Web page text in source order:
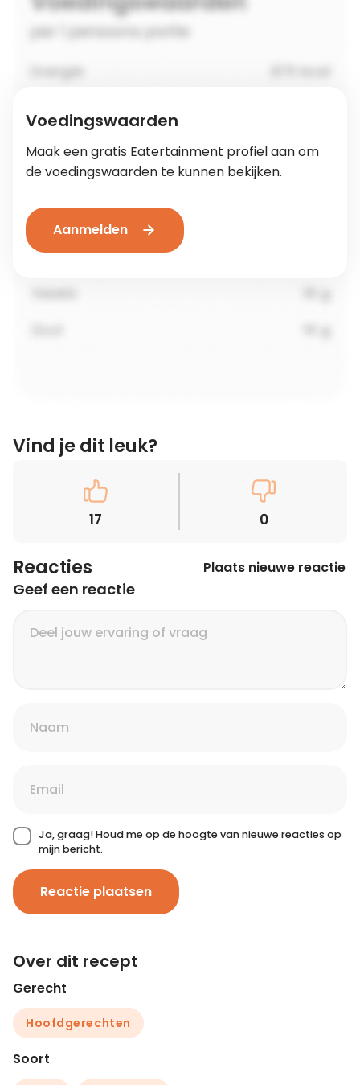
Voedingswaarden
Maak een gratis Eatertainment profiel aan om
de voedingswaarden te kunnen bekijken.
Aanmelden
Vind je dit leuk?
17 0
Reacties Plaats nieuwe reactie
Geef een reactie
Ja, graag! Houd me op de hoogte van nieuwe reacties op
mijn bericht.
Reactie plaatsen
Over dit recept
Gerecht
Hoofdgerechten
Soort